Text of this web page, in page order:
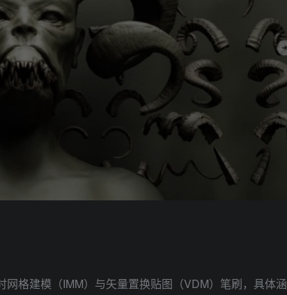
格建模（IMM）与矢量置换贴图（VDM）笔刷，具体涵